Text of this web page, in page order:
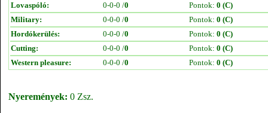
Lovaspóló:
0-0-0 /0 Pontok: 0 (C)
Military:
0-0-0 /0 Pontok: 0 (C)
Hordókerülés:
0-0-0 /0 Pontok: 0 (C)
Cutting:
0-0-0 /0 Pontok: 0 (C)
Western pleasure:
0-0-0 /0 Pontok: 0 (C)
Nyeremények: 0 Zsz.